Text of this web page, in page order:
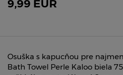
9,99 EUR
Osuška s kapucňou pre
Bath Towel Perle Kaloo biela